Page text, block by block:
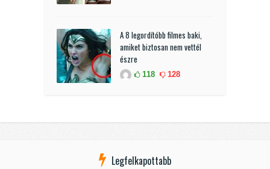
A 8 legordítóbb filmes baki,
amiket biztosan nem vettél
észre
118 128
Legfelkapottabb